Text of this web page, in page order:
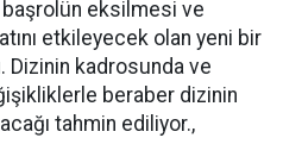
eksilmesi ve
etkileyecek olan yeni bir
Dizinin kadrosunda ve
beraber dizinin
tahmin ediliyor.,